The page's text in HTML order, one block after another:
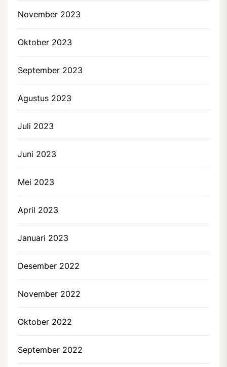
November 2023
Oktober 2023
September 2023
Agustus 2023
Juli 2023
Juni 2023
Mei 2023
April 2023
Januari 2023
Desember 2022
November 2022
Oktober 2022
September 2022